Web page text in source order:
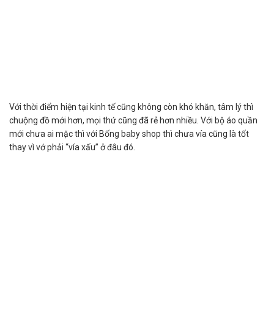
Với thời điểm hiện tại kinh tế cũng không còn khó khăn, tâm lý thì
chuộng đồ mới hơn, mọi thứ cũng đã rẻ hơn nhiều. Với bộ áo quần
mới chưa ai mặc thì với Bống baby shop thì chưa vía cũng là tốt
thay vì vớ phải “vía xấu” ở đâu đó.